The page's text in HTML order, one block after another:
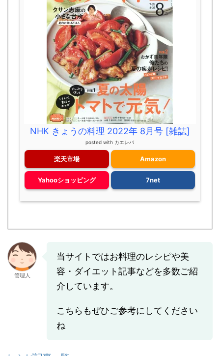
NHK きょうの料理 2022年 8月号 [雑誌]
posted with カエレバ
楽天市場 Amazon
Yahooショッピング 7net
管理人
当サイトではお料理のレシピや美
容・ダイエット記事などを多数ご紹
介しています。
こちらもぜひご参考にしてください
ね